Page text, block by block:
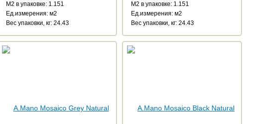
М2 в упаковке: 1.151
Ед.измерения: м2
Веc упаковки, кг: 24.43
М2 в упаковке: 1.151
Ед.измерения: м2
Веc упаковки, кг: 24.43